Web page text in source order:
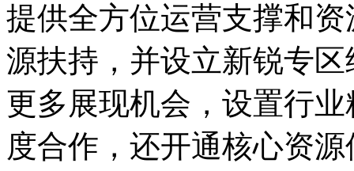
提供全方位运营支撑和
源扶持，并设立新锐专
更多展现机会，设置行
度合作，还开通核心资